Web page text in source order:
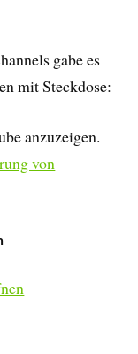
gabe es
mit Steckdose:
anzuzeigen.
von